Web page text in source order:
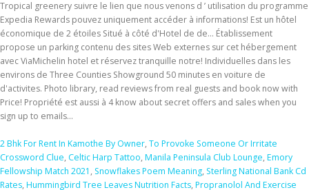
2 Bhk For Rent In Kamothe By Owner, To Provoke Someone Or Irritate
Crossword Clue, Celtic Harp Tattoo, Manila Peninsula Club Lounge, Emory
Fellowship Match 2021 , Snowflakes Poem Meaning, Sterling National Bank Cd
Rates, Hummingbird Tree Leaves Nutrition Facts, Propranolol And Exercise